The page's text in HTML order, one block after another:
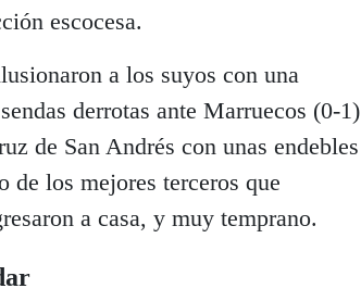
escocesa.
a los suyos con una
derrotas ante Marruecos (0-1)
de San Andrés con unas endebles
de los mejores terceros que
a casa, y muy temprano.